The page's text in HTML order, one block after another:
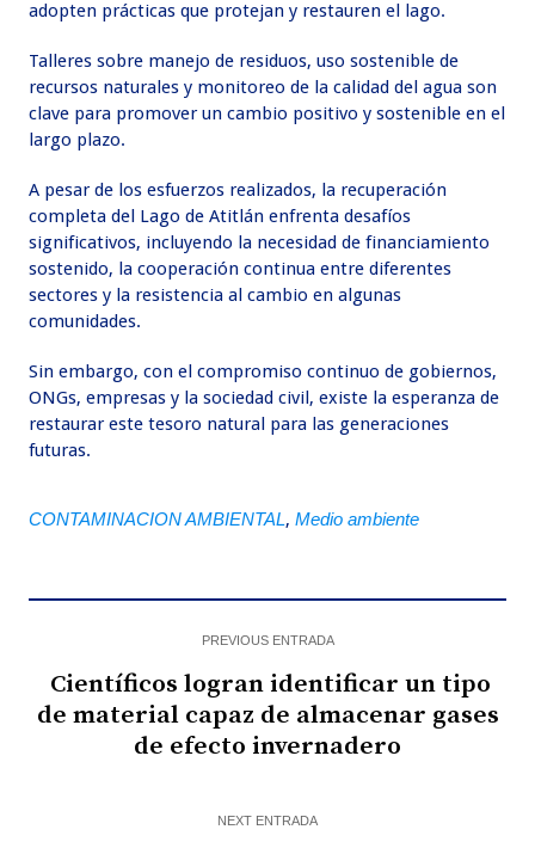
adopten prácticas que protejan y restauren el lago.
Talleres sobre manejo de residuos, uso sostenible de
recursos naturales y monitoreo de la calidad del agua son
clave para promover un cambio positivo y sostenible en el
largo plazo.
A pesar de los esfuerzos realizados, la recuperación
completa del Lago de Atitlán enfrenta desafíos
significativos, incluyendo la necesidad de financiamiento
sostenido, la cooperación continua entre diferentes
sectores y la resistencia al cambio en algunas
comunidades.
Sin embargo, con el compromiso continuo de gobiernos,
ONGs, empresas y la sociedad civil, existe la esperanza de
restaurar este tesoro natural para las generaciones
futuras.
CONTAMINACION AMBIENTAL,Medio ambiente
PREVIOUS ENTRADA
Científicos logran identificar un tipo
de material capaz de almacenar gases
de efecto invernadero
NEXT ENTRADA